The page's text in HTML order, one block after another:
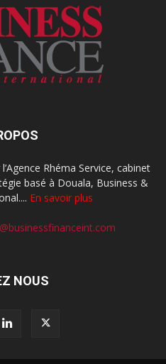
Rhéma Service, cabinet
basé à Douala, Business &
En savoir plus
NOUS